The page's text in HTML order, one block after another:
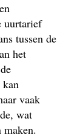
uurtarief
tussen de
het
kan
vaak
wat